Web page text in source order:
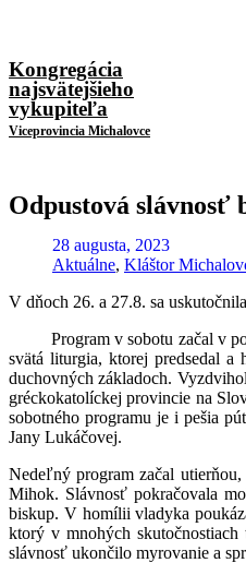
Kongregácia
najsvätejšieho
vykupiteľa
Viceprovincia Michalovce
Odpustová slávnosť
28 augusta, 2023
Aktuálne, Kláštor
V dňoch 26. a 27.8. sa
Program v sobotu začal v
svätá liturgia, ktorej predsedal
duchovných základoch.
gréckokatolíckej provincie na
sobotného programu je i pešia
Jany Lukáčovej.
Nedeľný program začal
Mihok. Slávnosť pokračovala
biskup. V homílii vladyka
ktorý v mnohých
slávnosť ukončilo myrovanie a